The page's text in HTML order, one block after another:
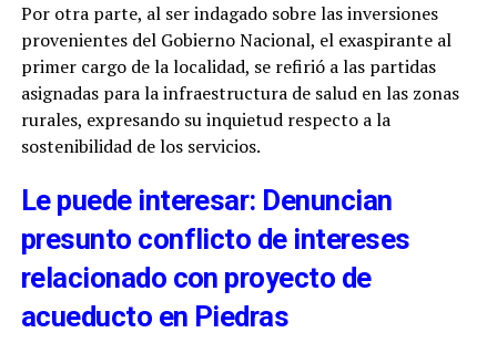
Por otra parte, al ser indagado sobre las inversiones
provenientes del Gobierno Nacional, el exaspirante al
primer cargo de la localidad, se refirió a las partidas
asignadas para la infraestructura de salud en las zonas
rurales, expresando su inquietud respecto a la
sostenibilidad de los servicios.
Le puede interesar: Denuncian
presunto conflicto de intereses
relacionado con proyecto de
acueducto en Piedras